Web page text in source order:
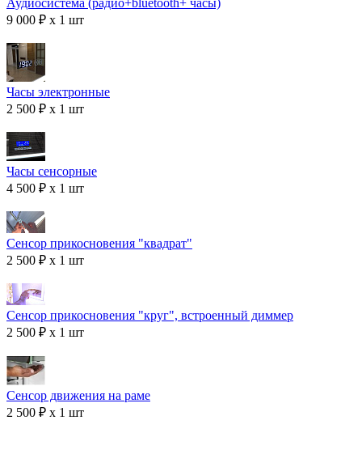
Аудиосистема (радио+bluetooth+ часы)
9 000 ₽ x 1 шт
Часы электронные
2 500 ₽ x 1 шт
Часы сенсорные
4 500 ₽ x 1 шт
Сенсор прикосновения "квадрат"
2 500 ₽ x 1 шт
Сенсор прикосновения "круг", встроенный диммер
2 500 ₽ x 1 шт
Сенсор движения на раме
2 500 ₽ x 1 шт